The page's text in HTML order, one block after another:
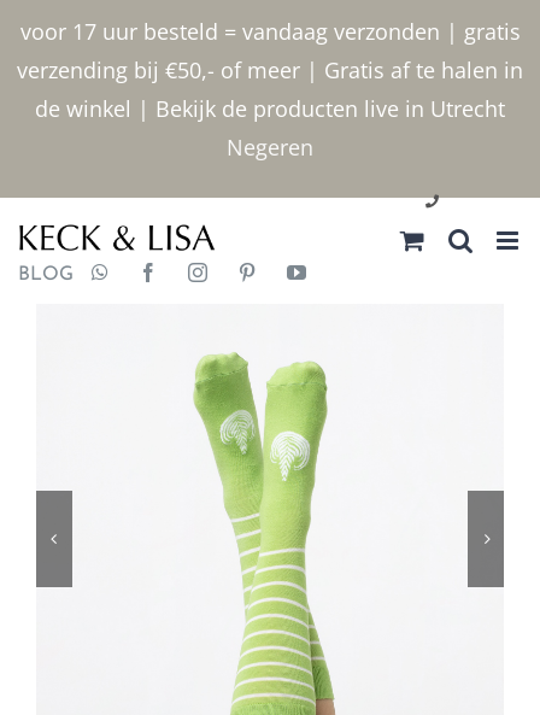
voor 17 uur besteld = vandaag verzonden | gratis
verzending bij €50,- of meer | Gratis af te halen in
de winkel | Bekijk de producten live in Utrecht
Negeren
inhoud
030 2400000
BLOG